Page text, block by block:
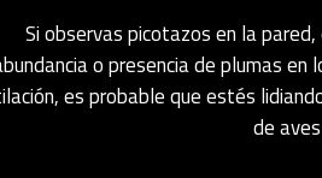
Si observas picotazos en la
o presencia de plumas en
es probable que estés
de